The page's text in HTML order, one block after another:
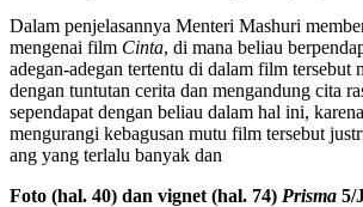
Dalam penjelasannya Menteri Mashuri
mengenai film Cinta, di mana beliau
adegan-adegan tertentu di dalam film tersebut
dengan tuntutan cerita dan mengandung cita
sependapat dengan beliau dalam hal ini,
mengurangi kebagusan mutu film tersebut
ang yang terlalu banyak dan
Foto (hal. 40) dan vignet (hal. 74) Prisma 5/